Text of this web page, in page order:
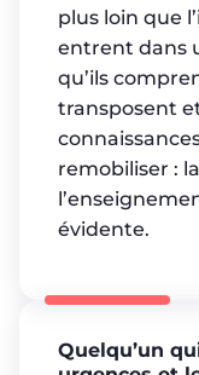
plus loin que
entrent dans
qu’ils
transposent
remobiliser :
évidente.
Quelqu’un